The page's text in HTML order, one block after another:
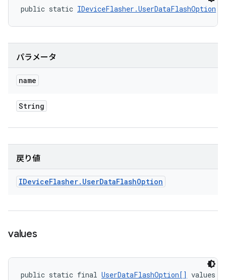
public static IDeviceFlasher.UserDataFlashOption
パラメータ
name
String
戻り値
IDeviceFlasher. UserDataFlashOption
values
public static final UserDataFlashOption[] values